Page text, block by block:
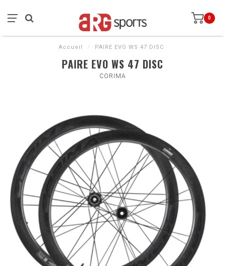
0
Accueil / PAIRE EVO WS 47 DISC
PAIRE EVO WS 47 DISC
CORIMA